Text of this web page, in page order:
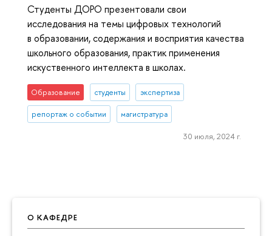
О КАФЕДРЕ
Студенты ДОРО презентовали свои
исследования на темы цифровых технологий
в образовании, содержания и восприятия качества
школьного образования, практик применения
искуственного интеллекта в школах.
Образование студенты экспертиза
репортаж о событии магистратура
30 июля, 2024 г.